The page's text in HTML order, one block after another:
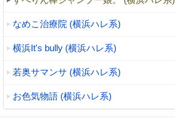
なめこ治療院 (横浜ハレ系)
横浜It's bully (横浜ハレ系)
若奥サマンサ (横浜ハレ系)
お色気物語 (横浜ハレ系)